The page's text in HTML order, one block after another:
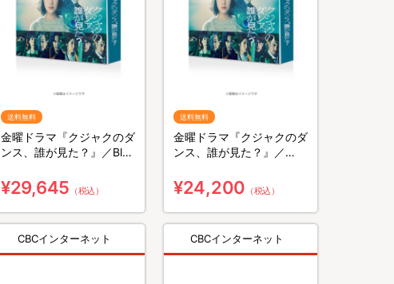
送料無料
金曜ドラマ『クジャクのダ
ンス、誰が見た？』／Blu-
組）
¥29,645 （税込）
送料無料
金曜ドラマ『クジャクのダ
ンス、誰が見た？』／
枚組）
¥24,200 （税込）
CBCインターネット CBCインターネット